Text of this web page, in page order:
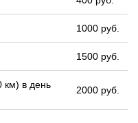
1000 руб.
1500 руб.
в день
2000 руб.